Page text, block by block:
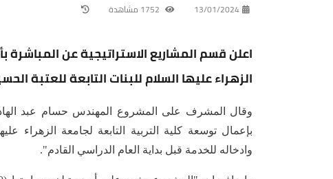
13/01/2024
اعلن قسم المشاريع الاستراتيجية عن
الزهراء عليها السلام للبنات التابعة للعتبة
وقال المشرف على المشروع المهندس حسام عبد
بإعمال توسعة كلية التربية التابعة لجامعة الزهراء
وادخاله للخدمة قبل بداية العام الدراسي القادم".